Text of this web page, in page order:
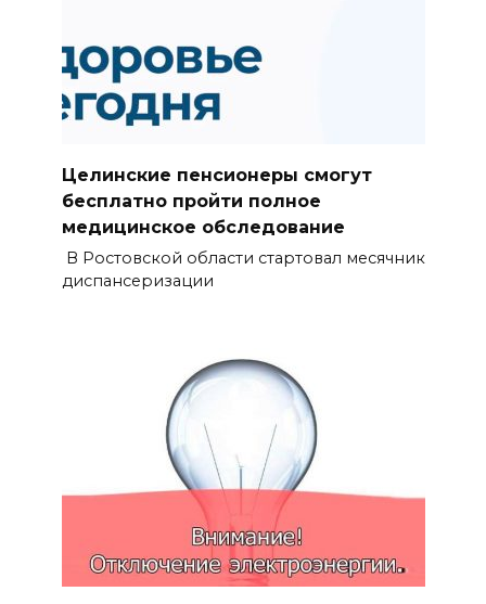
Целинские пенсионеры смогут
бесплатно пройти полное
медицинское обследование
В Ростовской области стартовал месячник
диспансеризации